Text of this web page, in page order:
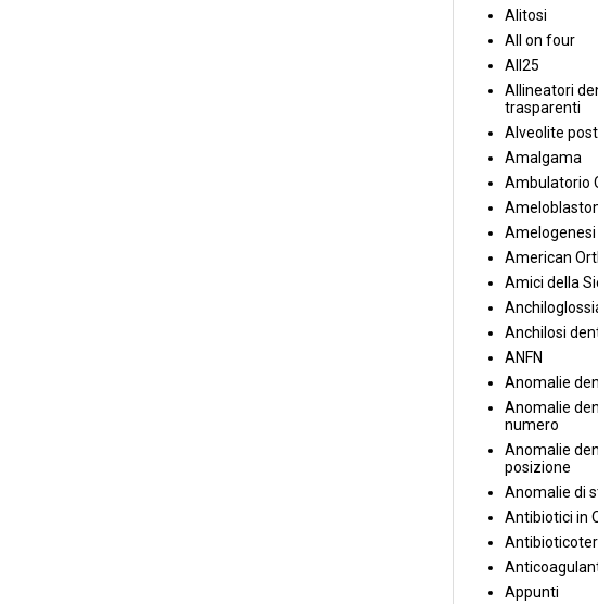
Alitosi
All on four
All25
Allineatori
trasparenti
Alveolite
Amalgama
Ambulatorio
American
Amici della
Anchilosi
ANFN
Anomalie
Anomalie
numero
Anomalie
posizione
Anomalie di
Antibiotici in
Appunti